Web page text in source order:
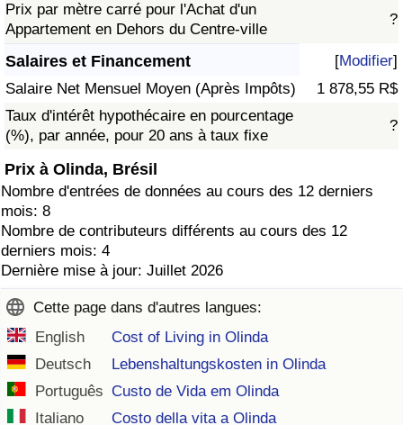
Prix par mètre carré pour l'Achat d'un
Appartement en Dehors du Centre-ville
?
Salaires et Financement [Modifier]
Salaire Net Mensuel Moyen (Après Impôts)
1 878,55 R$
Taux d'intérêt hypothécaire en pourcentage
(%), par année, pour 20 ans à taux fixe
?
Prix à Olinda, Brésil
Nombre d'entrées de données au cours des 12 derniers
mois: 8
Nombre de contributeurs différents au cours des 12
derniers mois: 4
Dernière mise à jour: Juillet 2026
Cette page dans d'autres langues:
English
Cost of Living in Olinda
Deutsch
Lebenshaltungskosten in Olinda
Português Custo de Vida em Olinda
Italiano
Costo della vita a Olinda